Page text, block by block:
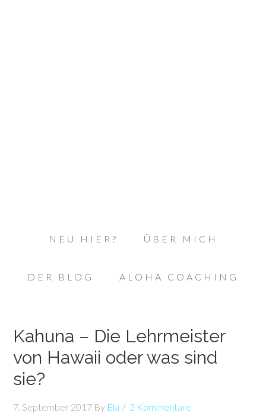
NEU HIER? ÜBER MICH
DER BLOG ALOHA COACHING
Kahuna – Die Lehrmeister
von Hawaii oder was sind
sie?
7. September 2017 By Ela 2 Kommentare